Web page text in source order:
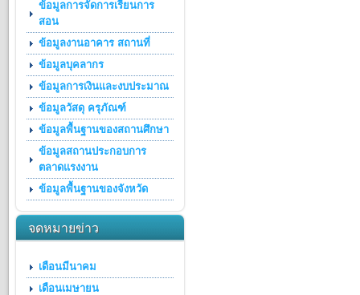
ข้อมูลการจัดการเรียนการ
สอน
ข้อมูลงานอาคาร สถานที่
ข้อมูลบุคลากร
ข้อมูลการเงินและงบประมาณ
ข้อมูลวัสดุ ครุภัณฑ์
ข้อมูลพื้นฐานของสถานศึกษา
ข้อมูลสถานประกอบการ
ตลาดแรงงาน
ข้อมูลพื้นฐานของจังหวัด
จดหมายข่าว
เดือนมีนาคม
เดือนเมษายน